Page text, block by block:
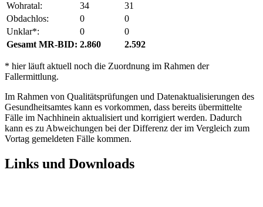
Wohratal:
34
31
Obdachlos:
0
0
Unklar*:
0
0
Gesamt MR-BID: 2.860 2.592
* hier läuft aktuell noch die Zuordnung im Rahmen der
Fallermittlung.
Im Rahmen von Qualitätsprüfungen und Datenaktualisierungen des
Gesundheitsamtes kann es vorkommen, dass bereits übermittelte
Fälle im Nachhinein aktualisiert und korrigiert werden. Dadurch
kann es zu Abweichungen bei der Differenz der im Vergleich zum
Vortag gemeldeten Fälle kommen.
Links und Downloads